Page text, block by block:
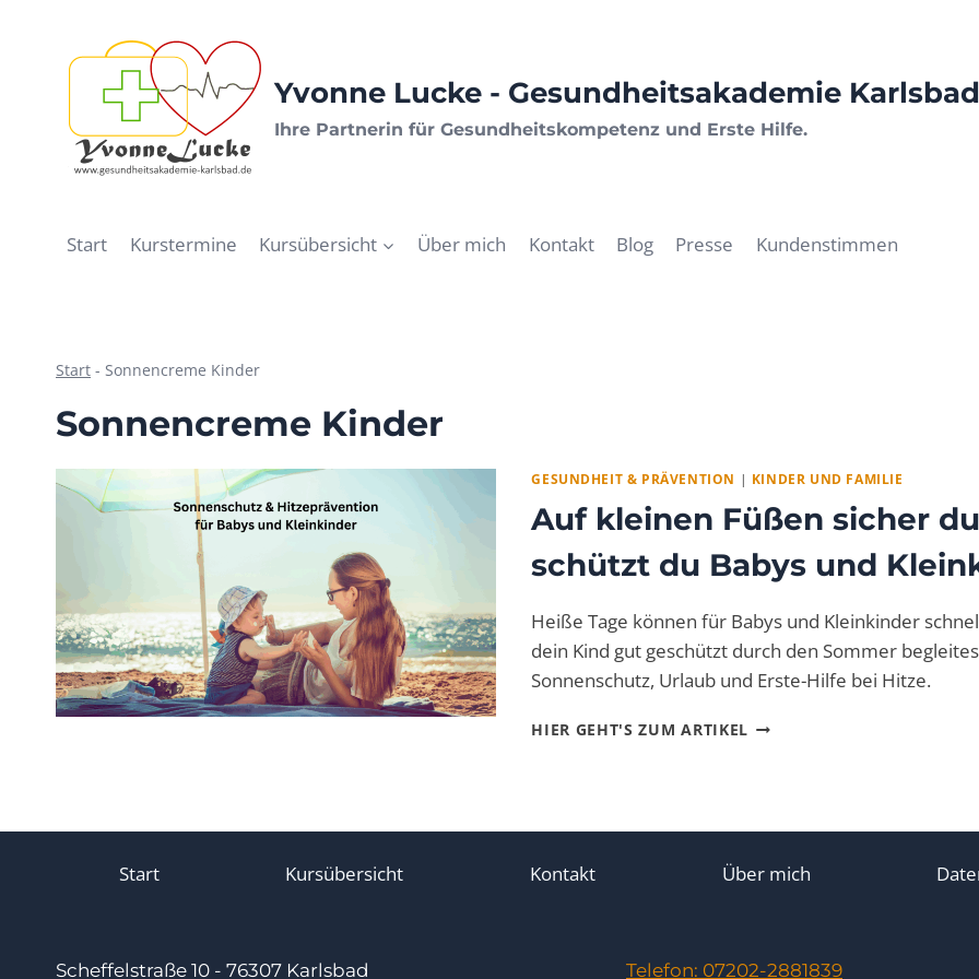
springen
Yvonne Lucke - Gesundheitsakademie Karlsbad
Ihre Partnerin für Gesundheitskompetenz und Erste Hilfe.
Start Kurstermine Kursübersicht Über mich Kontakt Blog Presse Kundenstimmen
Start - Sonnencreme Kinder
Sonnencreme Kinder
GESUNDHEIT & PRÄVENTION | KINDER UND FAMILIE
Auf kleinen Füßen sicher
schützt du Babys und
Heiße Tage können für Babys und Kleinkinder
dein Kind gut geschützt durch den Sommer
Sonnenschutz, Urlaub und Erste-Hilfe bei Hitze.
HIER GEHT'S ZUM ARTIKEL AUF
OMMER –
S
Start Kursübersicht Kontakt Über mich
Scheffelstraße 10 - 76307 Karlsbad Telefon: 07202-2881839